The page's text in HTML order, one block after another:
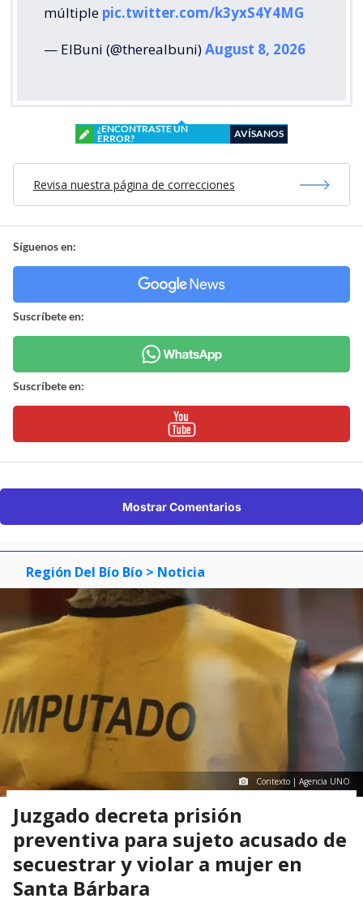
múltiple pic.twitter.com/k3yxS4Y4MG
— ElBuni (@therealbuni)August 8, 2026
¿ENCONTRASTE UN
ERROR?
AVÍSANOS
Revisa nuestra página de correcciones
Síguenos en:
Suscríbete en:
Suscríbete en:
Mostrar Comentarios
Región Del Bío Bío > Noticia
Contexto | Agencia UNO
Juzgado decreta prisión
preventiva para sujeto acusado de
secuestrar y violar a mujer en
Santa Bárbara